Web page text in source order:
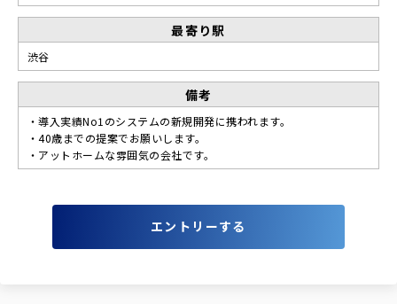
最寄り駅
渋谷
備考
・導入実績No1のシステムの新規開発に携われます。
・40歳までの提案でお願いします。
・アットホームな雰囲気の会社です。
エントリーする